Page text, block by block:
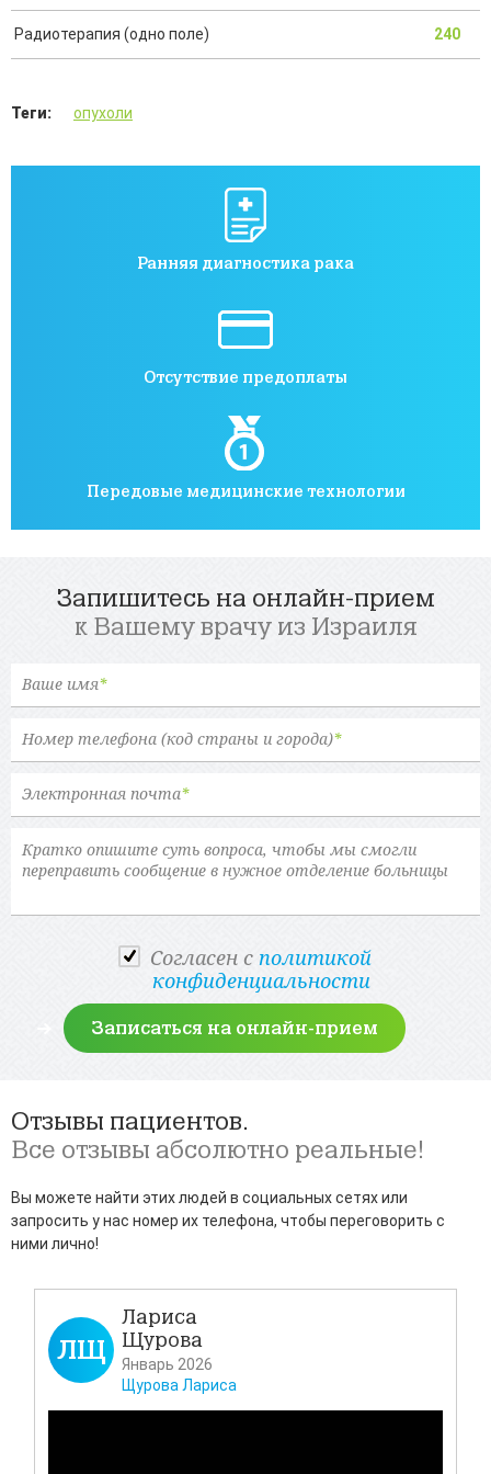
Радиотерапия (одно поле) 240
Теги: опухоли
Ранняя диагностика рака
Отсутствие предоплаты
Передовые медицинские технологии
Запишитесь на онлайн-прием
к Вашему врачу из Израиля
Ваше имя*
Номер телефона (код страны и города)*
Электронная почта*
Cогласен с политикой
конфиденциальности
Отзывы пациентов.
Все отзывы абсолютно реальные!
Вы можете найти этих людей в социальных сетях или
запросить у нас номер их телефона, чтобы переговорить с
ними лично!
ЛЩ
Лариса
Щурова
Январь 2026
Щурова Лариса